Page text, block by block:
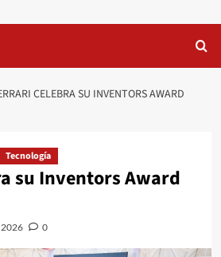
CELEBRA SU INVENTORS AWARD
Tecnología
su Inventors Award
0